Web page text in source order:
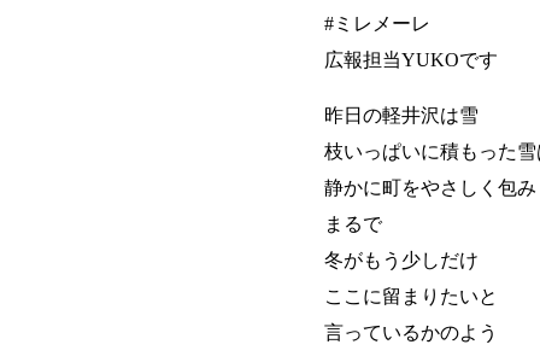
#ミレメーレ
広報担当YUKOです
昨日の軽井沢は雪
枝いっぱいに積もった雪
静かに町をやさしく包み
まるで
冬がもう少しだけ
ここに留まりたいと
言っているかのよう